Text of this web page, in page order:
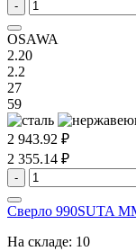
-
OSAWA
2.20
2.2
27
59
2 943.92 ₽
2 355.14 ₽
-
Сверло 990SUTA
На складе: 10